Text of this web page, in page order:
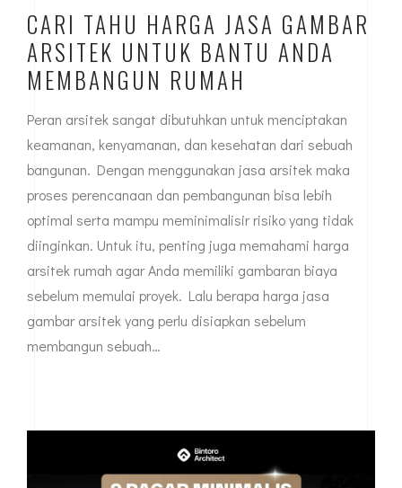
CARI TAHU HARGA JASA GAMBAR
ARSITEK UNTUK BANTU ANDA
MEMBANGUN RUMAH
Peran arsitek sangat dibutuhkan untuk menciptakan
keamanan, kenyamanan, dan kesehatan dari sebuah
bangunan. Dengan menggunakan jasa arsitek maka
proses perencanaan dan pembangunan bisa lebih
optimal serta mampu meminimalisir risiko yang tidak
diinginkan. Untuk itu, penting juga memahami harga
arsitek rumah agar Anda memiliki gambaran biaya
sebelum memulai proyek. Lalu berapa harga jasa
gambar arsitek yang perlu disiapkan sebelum
membangun sebuah…